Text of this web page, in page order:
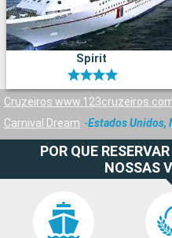
Spirit
Cruzeiros
Carnival Dream
Estados Unidos,
POR QUE
NOSSAS